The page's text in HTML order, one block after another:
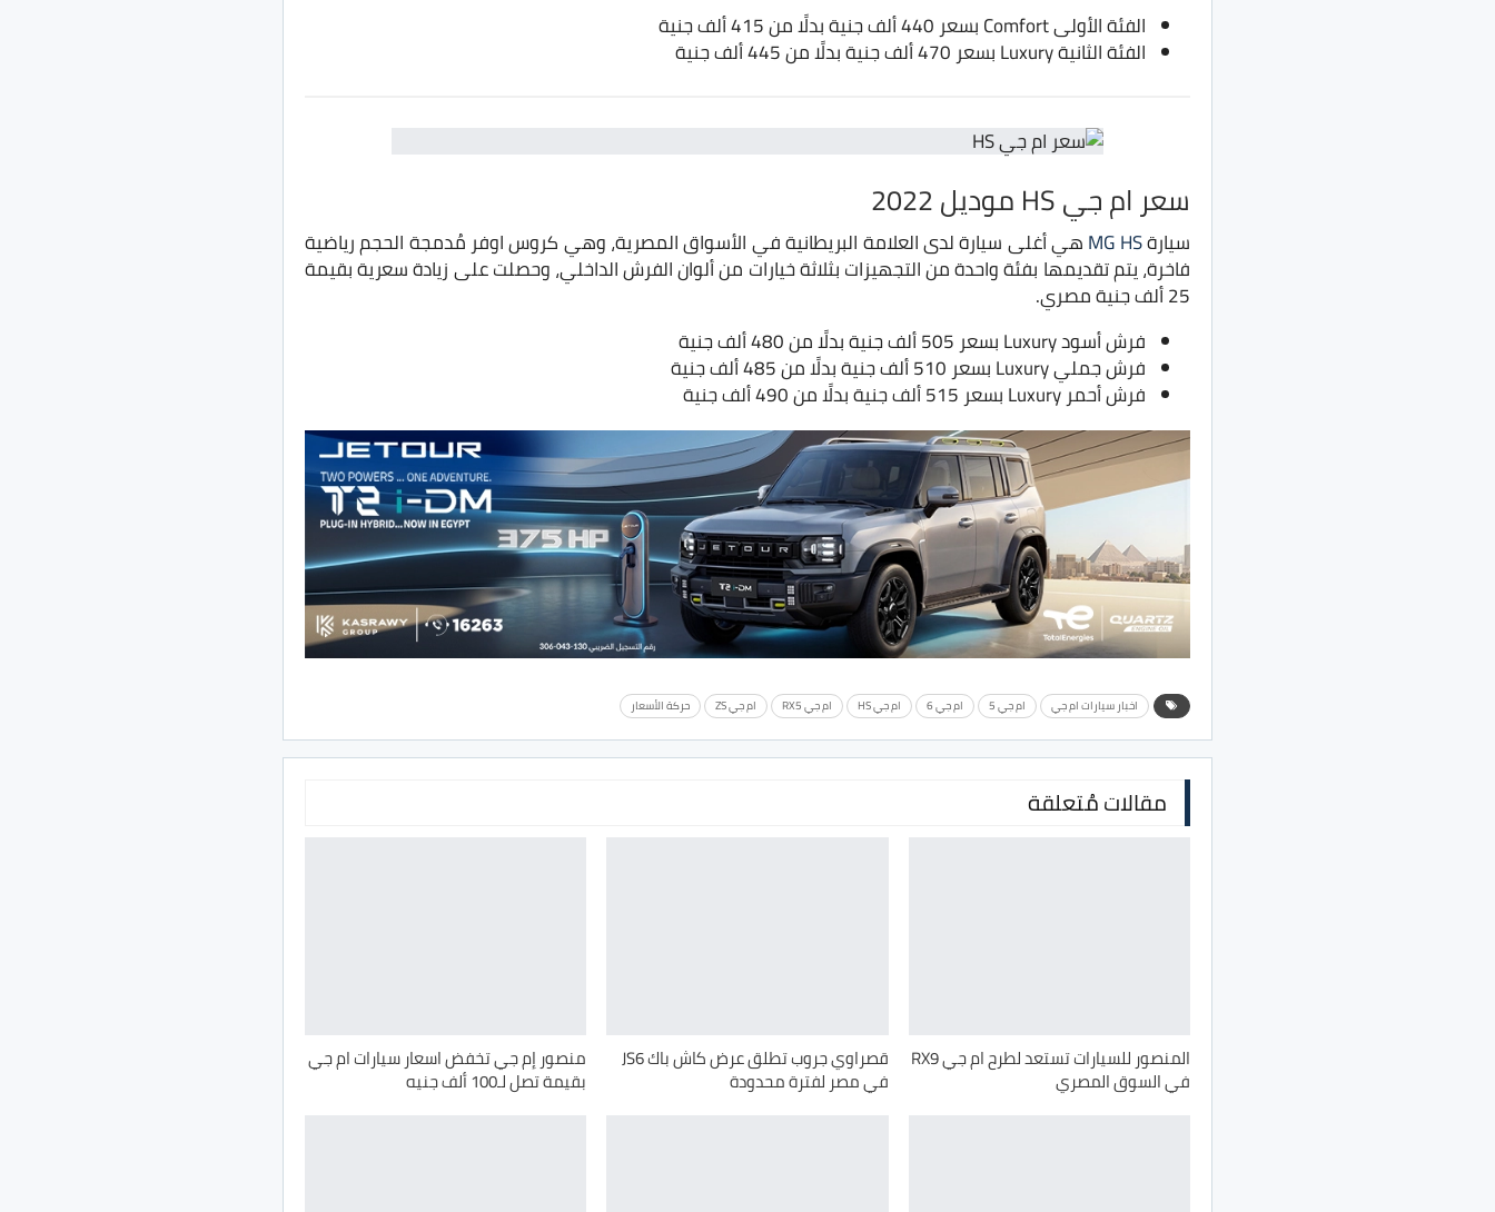
الفئة الأولى Comfort بسعر 440 ألف جنية بدلًا من 415 ألف جنية
الفئة الثانية Luxury بسعر 470 ألف جنية بدلًا من 445 ألف جنية
سعر ام جي HS موديل 2022
سيارةMG HSهي أغلى سيارة لدى العلامة البريطانية في الأسواق المصرية، وهي كروس اوفر مُدمجة الحجم رياضية
فاخرة، يتم تقديمها بفئة واحدة من التجهيزات بثلاثة خيارات من ألوان الفرش الداخلي، وحصلت على زيادة سعرية بقيمة
25 ألف جنية مصري.
فرش أسود Luxury بسعر 505 ألف جنية بدلًا من 480 ألف جنية
فرش جملي Luxury بسعر 510 ألف جنية بدلًا من 485 ألف جنية
فرش أحمر Luxury بسعر 515 ألف جنية بدلًا من 490 ألف جنية
اخبار سيارات ام جي ام جي 5 ام جي 6 ام جي HS ام جي RX5 ام جي ZS حركة الأسعار
مقالات مُتعلقة
المنصور للسيارات تستعد لطرح ام جي RX9
في السوق المصري
قصراوي جروب تطلق عرض كاش باك JS6
في مصر لفترة محدودة
منصور إم جي تخفض اسعار سيارات ام جي
بقيمة تصل لـ100 ألف جنيه